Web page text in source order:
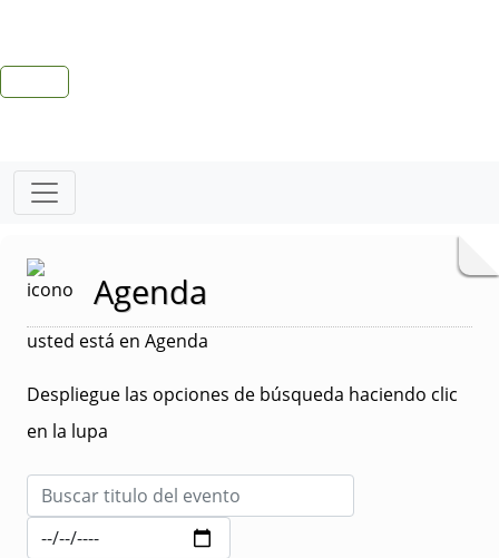
Agenda
usted está en Agenda
Despliegue las opciones de búsqueda haciendo clic
en la lupa